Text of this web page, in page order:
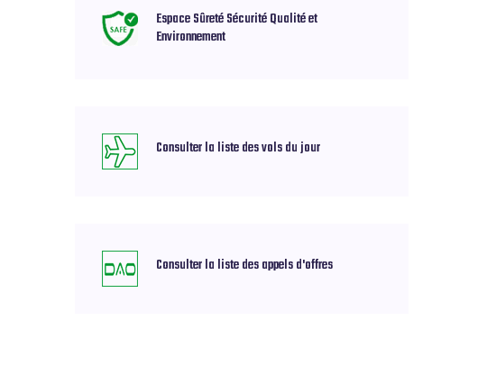
Espace Sûreté Sécurité Qualité et
Environnement
Consulter la liste des vols du jour
Consulter la liste des appels d'offres